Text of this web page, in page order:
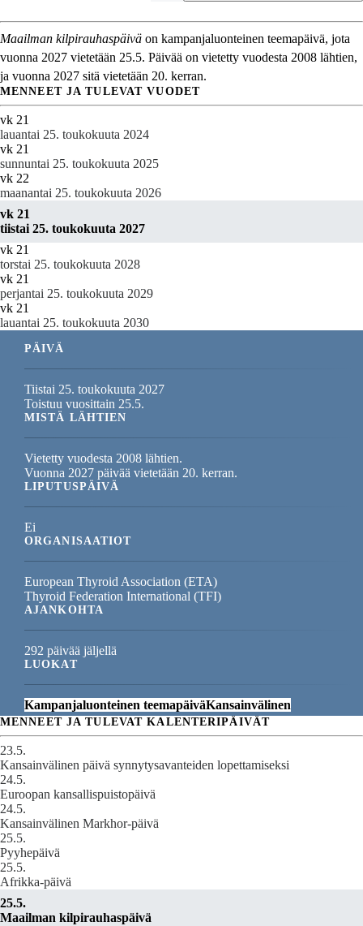
Maailman kilpirauhaspäivä on kampanjaluonteinen teemapäivä, jota
vuonna 2027 vietetään 25.5. Päivää on vietetty vuodesta 2008 lähtien,
ja vuonna 2027 sitä vietetään 20. kerran.
MENNEET JA TULEVAT VUODET
vk 21
lauantai 25. toukokuuta 2024
vk 21
sunnuntai 25. toukokuuta 2025
vk 22
maanantai 25. toukokuuta 2026
vk 21
tiistai 25. toukokuuta 2027
vk 21
torstai 25. toukokuuta 2028
vk 21
perjantai 25. toukokuuta 2029
vk 21
lauantai 25. toukokuuta 2030
PÄIVÄ
Tiistai 25. toukokuuta 2027
Toistuu vuosittain 25.5.
MISTÄ LÄHTIEN
Vietetty vuodesta 2008 lähtien.
Vuonna 2027 päivää vietetään 20. kerran.
LIPUTUSPÄIVÄ
Ei
ORGANISAATIOT
European Thyroid Association (ETA)
Thyroid Federation International (TFI)
AJANKOHTA
292 päivää jäljellä
LUOKAT
Kampanjaluonteinen teemapäiväKansainvälinen
MENNEET JA TULEVAT KALENTERIPÄIVÄT
23.5.
Kansainvälinen päivä synnytysavanteiden lopettamiseksi
24.5.
Euroopan kansallispuistopäivä
24.5.
Kansainvälinen Markhor-päivä
25.5.
Pyyhepäivä
25.5.
Afrikka-päivä
25.5.
Maailman kilpirauhaspäivä